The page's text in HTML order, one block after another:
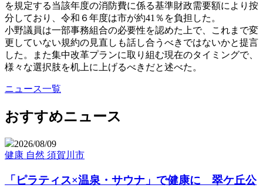
を規定する当該年度の消防費に係る基準財政需要額により按
分しており、令和６年度は市が約41％を負担した。
小野議員は一部事務組合の必要性を認めた上で、これまで変
更していない規約の見直しも話し合うべきではないかと提言
した。また集中改革プランに取り組む現在のタイミングで、
様々な選択肢を机上に上げるべきだと述べた。
ニュース一覧
おすすめニュース
2026/08/09
健康 自然 須賀川市
「ピラティス×温泉・サウナ」で健康に 翠ケ丘公